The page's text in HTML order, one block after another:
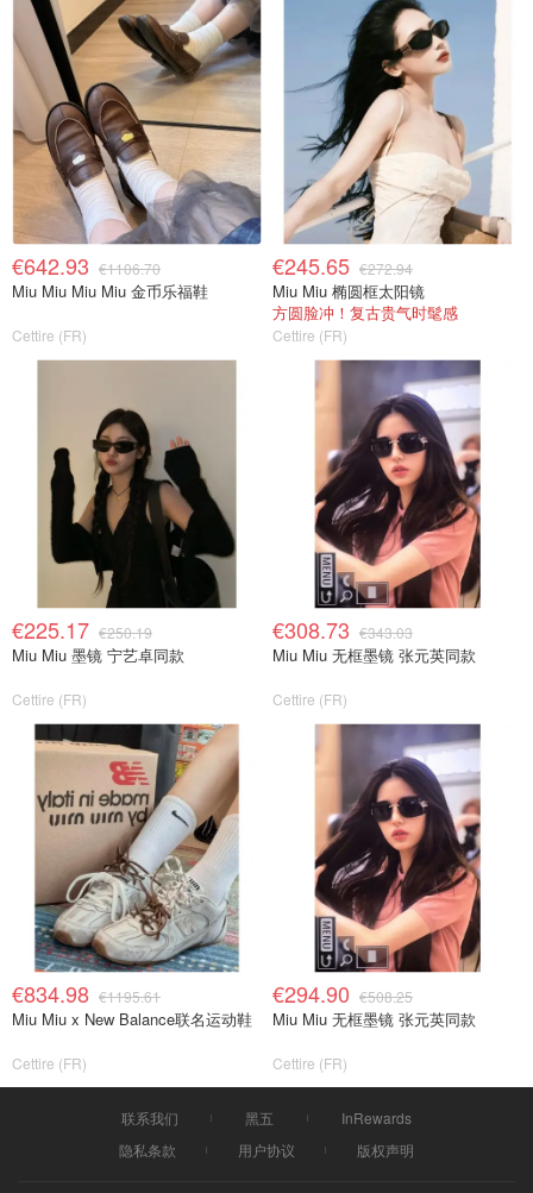
€642.93 €1106.70
Miu Miu Miu Miu 金币乐福鞋
Cettire (FR)
€245.65 €272.94
Miu Miu 椭圆框太阳镜
方圆脸冲！复古贵气时髦感
Cettire (FR)
€225.17 €250.19
Miu Miu 墨镜 宁艺卓同款
Cettire (FR)
€308.73 €343.03
Miu Miu 无框墨镜 张元英同款
Cettire (FR)
€834.98 €1195.61
Miu Miu x New Balance联名运动鞋
Cettire (FR)
€294.90 €508.25
Miu Miu 无框墨镜 张元英同款
Cettire (FR)
联系我们 黑五
InRewards
隐私条款
用户协议 版权声明